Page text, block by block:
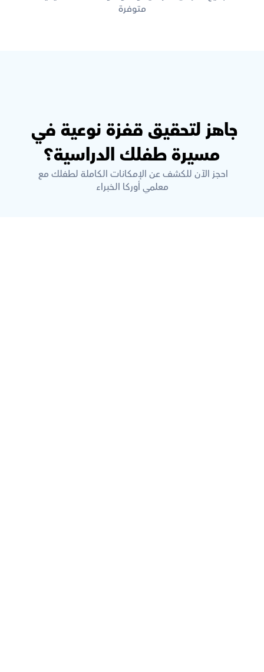
متوفرة
مسيرة طفلك الدراسية؟
معلمي أوركا الخبراء